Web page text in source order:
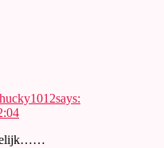
says: